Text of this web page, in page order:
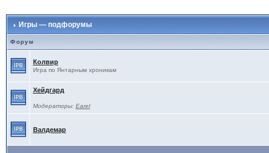
Игры — подфорумы
Форум
Колвир
Игра по Янтарным хроникам
Хейдгард
Модераторы: Earel
Валдемар